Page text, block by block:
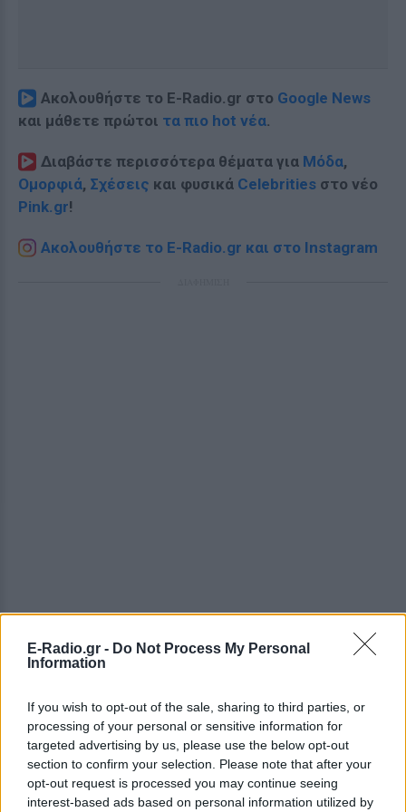
E-Radio.gr - Do Not Process My Personal
Information
If you wish to opt-out of the sale, sharing to third parties, or
processing of your personal or sensitive information for
targeted advertising by us, please use the below opt-out
section to confirm your selection. Please note that after your
opt-out request is processed you may continue seeing
interest-based ads based on personal information utilized by
Ακολουθήστε το E-Radio.gr στο Google News
και μάθετε πρώτοι τα πιο hot νέα.
Διαβάστε περισσότερα θέματα για Μόδα,
Ομορφιά, Σχέσεις και φυσικά Celebrities στο νέο
Pink.gr!
Ακολουθήστε το E-Radio.gr και στο Instagram
ΔΕΙΤΕ ΕΠΙΣΗΣ
ΣΤΗΝ ΙΔΙΑ ΚΑΤΗΓΟΡΙΑ